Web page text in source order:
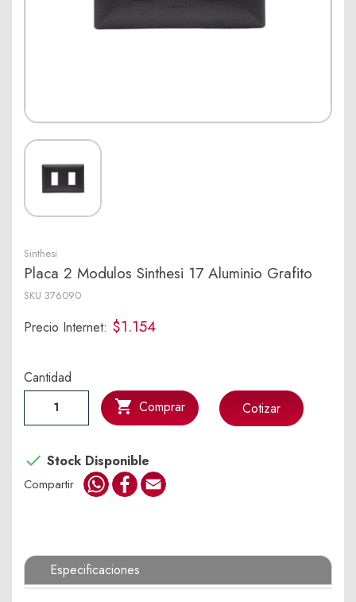
Sinthesi
Placa 2 Modulos Sinthesi 17 Aluminio Grafito
SKU 376090
Precio Internet: $1.154
Cantidad
 Comprar
 Stock Disponible
Cotizar
Compartir WhatsApp
Facebook
Especificaciones